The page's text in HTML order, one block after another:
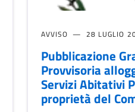
AVVISO 28 LUGLIO
Pubblicazione
Provvisoria
Servizi Abitativi
proprietà del